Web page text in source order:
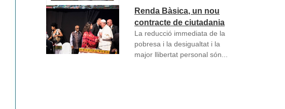
Renda Bàsica, un nou
contracte de ciutadania
La reducció immediata de la
pobresa i la desigualtat i la
major llibertat personal són...